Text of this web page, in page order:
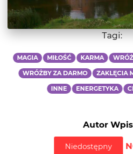
Tagi:
MAGIA MIŁOŚĆ KARMA
WRÓŻBY ZA DARMO ZAKLĘCIA
INNE ENERGETYKA
Autor
Niedostępny